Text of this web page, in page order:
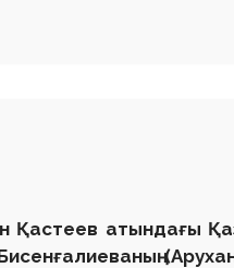
Қастеев атындағы